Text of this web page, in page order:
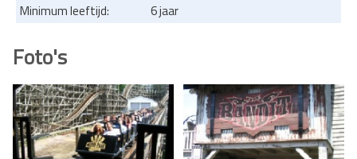
Minimum leeftijd:
6 jaar
Foto's